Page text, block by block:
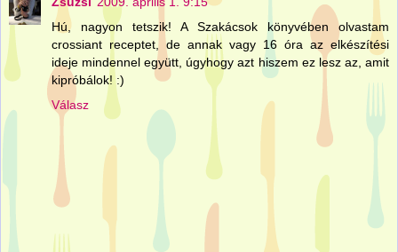
Hú, nagyon tetszik! A Szakácsok könyvében olvastam
crossiant receptet, de annak vagy 16 óra az elkészítési
ideje mindennel együtt, úgyhogy azt hiszem ez lesz az, amit
kipróbálok! :)
Válasz